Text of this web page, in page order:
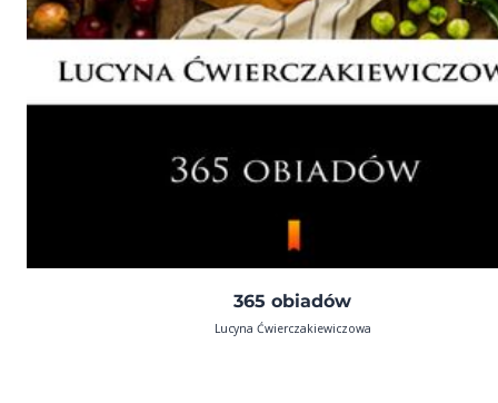
365 obiadów
Lucyna Ćwierczakiewiczowa